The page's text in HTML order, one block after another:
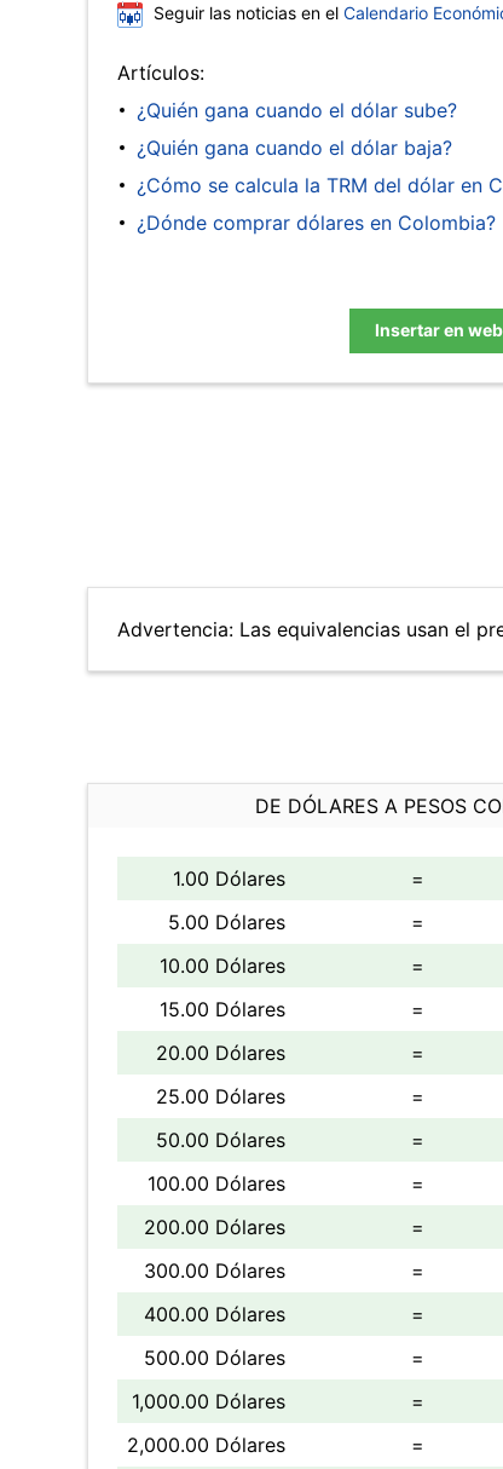
Seguir las noticias en el Calendario
Artículos:
¿Quién gana cuando el dólar sube?
¿Quién gana cuando el dólar baja?
¿Cómo se calcula la TRM del dólar en
¿Dónde comprar dólares en Colombia?
Insertar en web
Advertencia: Las equivalencias usan el
DE DÓLARES A PESOS
1.00 Dólares =
5.00 Dólares
=
10.00 Dólares
=
15.00 Dólares
=
20.00 Dólares
=
25.00 Dólares
=
50.00 Dólares
=
100.00 Dólares
=
200.00 Dólares
=
300.00 Dólares
=
400.00 Dólares
=
500.00 Dólares
=
1,000.00 Dólares
=
2,000.00 Dólares
=